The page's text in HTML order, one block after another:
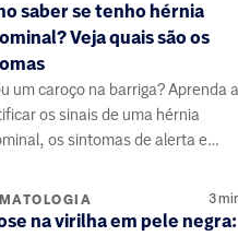
saber se tenho hérnia
Veja quais são os
um caroço na barriga? Aprenda a
os sinais de uma hérnia
os sintomas de alerta e
3
na virilha em pele negra: